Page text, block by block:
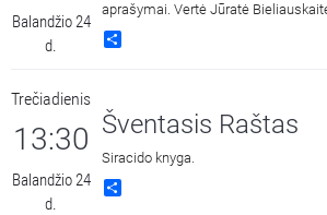
Balandžio 24
d.
aprašymai. Vertė Jūratė
Skaito Austėja Brazauskaitė.
Trečiadienis
13:30
Balandžio 24
d.
Šventasis Raštas
Siracido knyga.